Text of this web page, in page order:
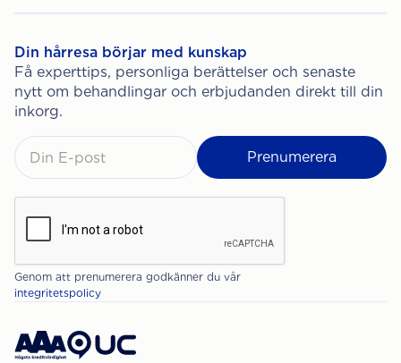
Din hårresa börjar med kunskap
Få experttips, personliga berättelser och senaste
nytt om behandlingar och erbjudanden direkt till din
inkorg.
Genom att prenumerera godkänner du vår
integritetspolicy